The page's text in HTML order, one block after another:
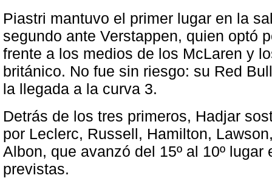
Piastri mantuvo el primer lugar en la
segundo ante Verstappen, quien optó
frente a los medios de los McLaren y
británico. No fue sin riesgo: su Red
la llegada a la curva 3.
Detrás de los tres primeros, Hadjar
por Leclerc, Russell, Hamilton,
Albon, que avanzó del 15º al 10º
previstas.